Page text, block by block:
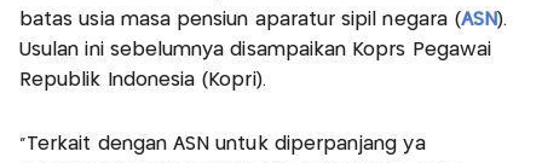
batas usia masa pensiun aparatur sipil negara (ASN).
Usulan ini sebelumnya disampaikan Koprs Pegawai
Republik Indonesia (Kopri).
"Terkait dengan ASN untuk diperpanjang ya